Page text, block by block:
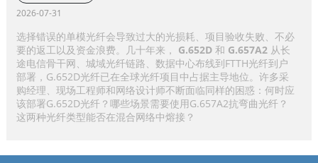
2026-07-31
选择错误的单模光纤会导致过大的光损耗、项目验收失败、不必
要的返工以及资金浪费。几十年来， G.652D和 G.657A2从长
途电信骨干网、城域光纤链路、数据中心布线到FTTH光纤到户
部署，G.652D光纤已在全球光纤项目中占据主导地位。许多采
购经理、现场工程师和网络设计师不断面临同样的困惑：何时应
该部署G.652D光纤？哪些场景需要使用G.657A2抗弯曲光纤？
这两种光纤类型能否在混合网络中熔接？